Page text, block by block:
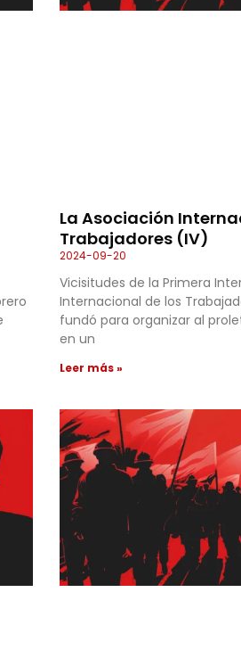
La Asociación
Trabajadores (IV)
2024-09-20
Vicisitudes de la Primera
Internacional de los
fundó para organizar al
en un
Leer más »